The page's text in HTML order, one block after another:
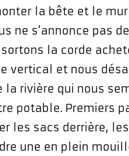
la bête et le mur
ne s’annonce pas
la corde
vertical et nous
la rivière qui nous
potable. Premiers
les sacs derrière,
une en plein